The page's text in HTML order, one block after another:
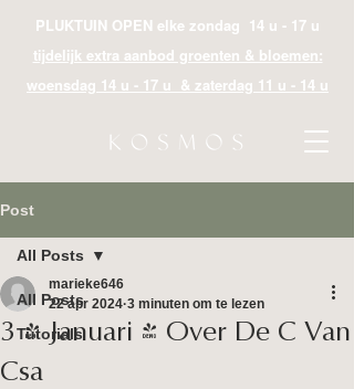
PLUKTUIN OPEN elke zondag 14 u - 17 u
tijdelijk extra aanbod groenten & bloemen:
woensdag 14 u - 17 u & zaterdag 11 u - 14 u
Post
All Posts
Tutorials
All Posts
3 - Januari - Over De C Van
Csa
marieke646
22 apr 2024 3 minuten om te lezen